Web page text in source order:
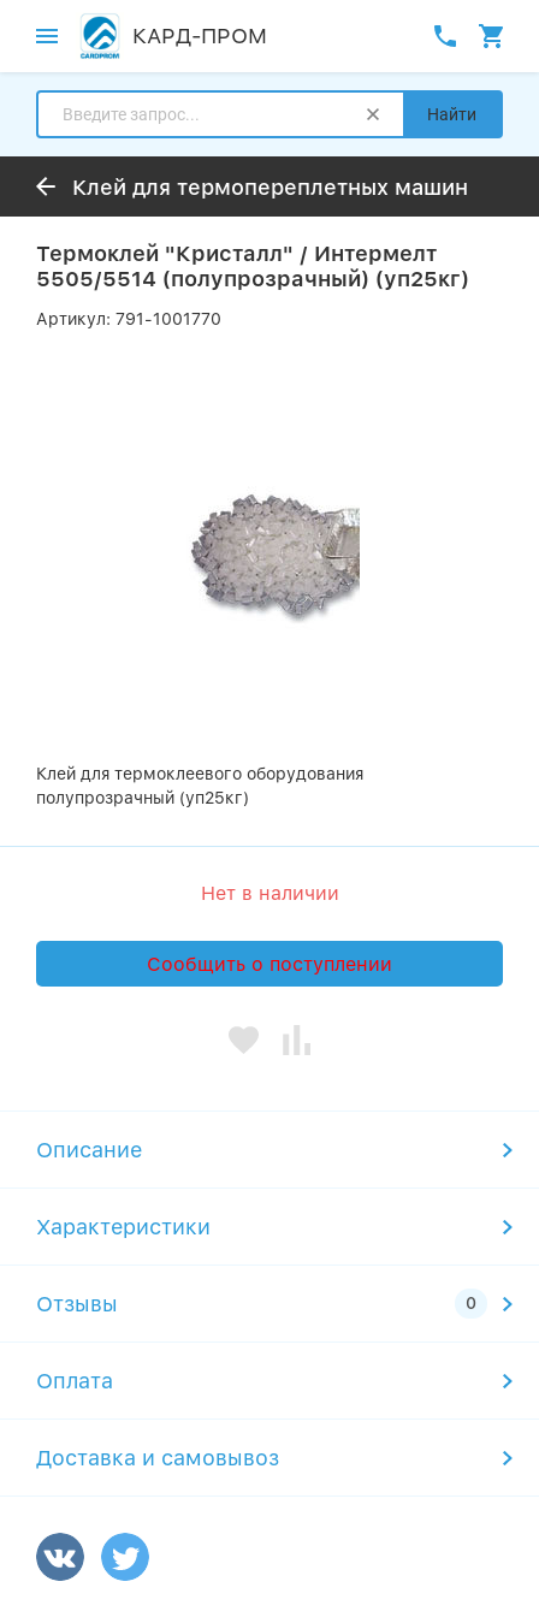
КАРД-ПРОМ
Найти
Клей для термопереплетных машин
Термоклей "Кристалл" / Интермелт
5505/5514 (полупрозрачный) (уп25кг)
Артикул: 791-1001770
Клей для термоклеевого оборудования
полупрозрачный (уп25кг)
Нет в наличии
Сообщить о поступлении
Описание
Характеристики
Отзывы
Оплата
Доставка и самовывоз